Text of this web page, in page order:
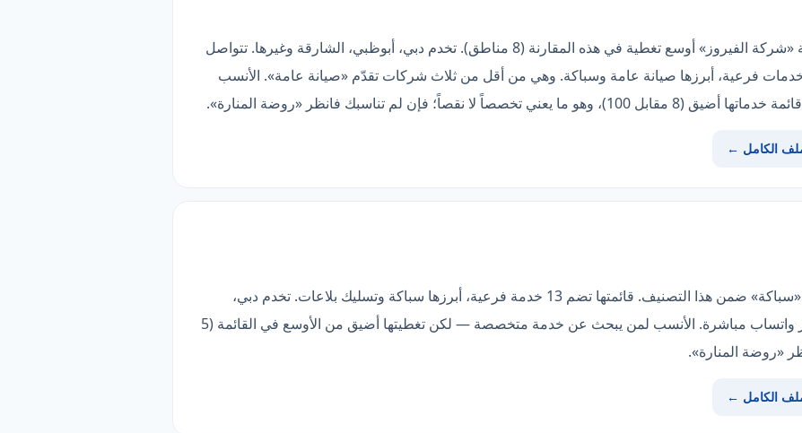
إن كان همّك التغطية والعمق، فشركة «شركة الفيروز» أوسع تغطية في هذه المقارنة (8 مناطق). تخدم دبي، أبوظبي، الشارقة وغيرها. تتواصل
واتساب مباشرة. قائمتها تضم 8 خدمات فرعية، أبرزها صيانة عامة وسباكة. وهي من أقل من ثلاث شركات تقدّم «صيانة عامة». الأنسب
نقصاً؛ فإن لم تناسبك فانظر «روضة المنارة».
الكامل ←
«شركة الملكة» صاحبة من قلّة تقدّم «سباكة» ضمن هذا التصنيف. قائمتها تضم 13 خدمة فرعية، أبرزها سباكة وتسليك بلاعات. تخدم دبي،
أبوظبي، الشارقة وغيرها. تتواصل عبر واتساب مباشرة. الأنسب لمن يبحث عن خدمة متخصصة — لكن تغطيتها أضيق من الأوسع في القائمة (5
الكامل ←